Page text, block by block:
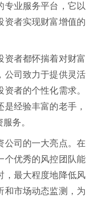
专业服务平台，它以
资者实现财富增值的
资者都怀揣着对财富
公司致力于提供灵活
者的个性化需求。
经验丰富的老手，
务。
公司的一大亮点。在
个优秀的风控团队能
，最大程度地降低风
和市场动态监测，为